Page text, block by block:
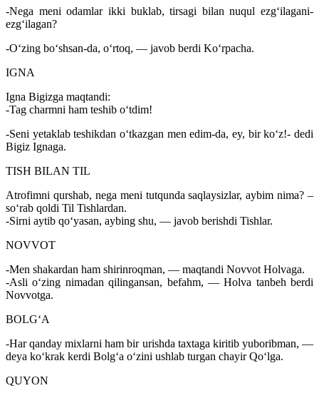
-Nega meni odamlar ikki buklab, tirsagi bilan nuqul ezg‘ilagani-
ezg‘ilagan?
-O‘zing bo‘shsan-da, o‘rtoq, — javob berdi Ko‘rpacha.
IGNA
Igna Bigizga maqtandi:
-Tag charmni ham teshib o‘tdim!
-Seni yetaklab teshikdan o‘tkazgan men edim-da, ey, bir ko‘z!- dedi
Bigiz Ignaga.
TISH BILAN TIL
Atrofimni qurshab, nega meni tutqunda saqlaysizlar, aybim nima? –
so‘rab qoldi Til Tishlardan.
-Sirni aytib qo‘yasan, aybing shu, — javob berishdi Tishlar.
NOVVOT
-Men shakardan ham shirinroqman, — maqtandi Novvot Holvaga.
-Asli o‘zing nimadan qilingansan, befahm, — Holva tanbeh berdi
Novvotga.
BOLG‘A
-Har qanday mixlarni ham bir urishda taxtaga kiritib yuboribman, —
deya ko‘krak kerdi Bolg‘a o‘zini ushlab turgan chayir Qo‘lga.
QUYON